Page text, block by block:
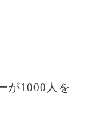
が1000人を